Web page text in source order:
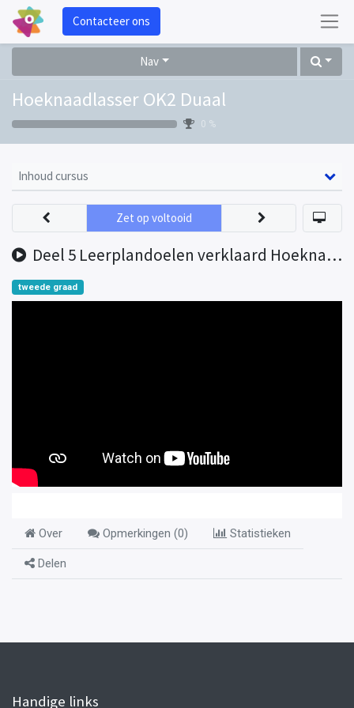
Contacteer ons
Nav
Hoeknaadlasser OK2 Duaal
0 %
Inhoud cursus
Deel 5 Leerplandoelen verklaard Hoeknaadlasser OK2
Zet op voltooid
tweede graad
Over Opmerkingen (0) Statistieken
Delen
Handige links